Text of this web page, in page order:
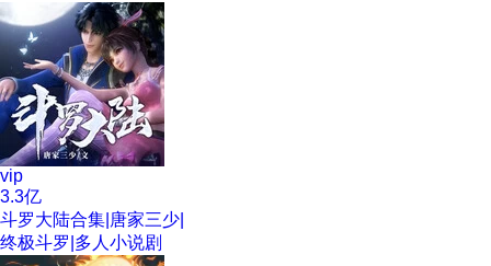
vip
3.3亿
斗罗大陆合集|唐家三少|
终极斗罗|多人小说剧